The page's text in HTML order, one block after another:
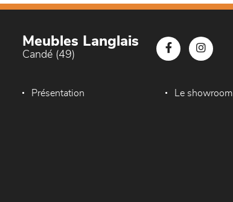
Meubles Langlais
Candé (49)
Présentation Le showroom